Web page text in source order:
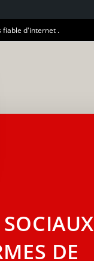
fiable d'internet .
DE